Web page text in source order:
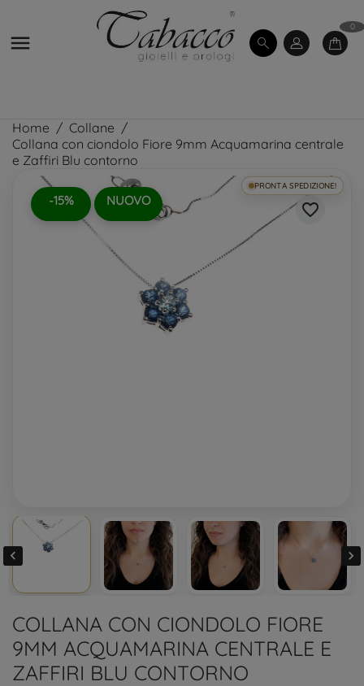

0
Home
Collane
Collana con ciondolo Fiore 9mm Acquamarina centrale
e Zaffiri Blu contorno
-15% NUOVO
PRONTA SPEDIZIONE!
favorite_border
 
COLLANA CON CIONDOLO FIORE
9MM ACQUAMARINA CENTRALE E
ZAFFIRI BLU CONTORNO